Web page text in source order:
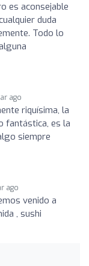
es aconsejable
duda
Todo lo
ago
riquísima, la
fantástica, es la
siempre
ago
venido a
, sushi